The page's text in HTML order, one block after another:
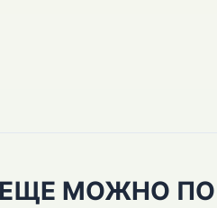
МОЖНО